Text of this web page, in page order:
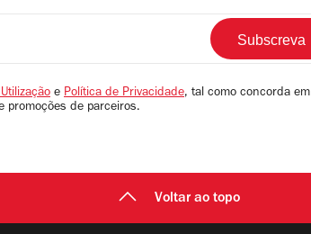
e Política de Privacidade, tal como concorda em
promoções de parceiros.
Voltar ao topo